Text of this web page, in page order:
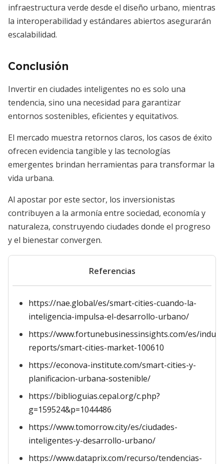
infraestructura verde desde el diseño urbano, mientras
la interoperabilidad y estándares abiertos asegurarán
escalabilidad.
Conclusión
Invertir en ciudades inteligentes no es solo una
tendencia, sino una necesidad para garantizar
entornos sostenibles, eficientes y equitativos.
El mercado muestra retornos claros, los casos de éxito
ofrecen evidencia tangible y las tecnologías
emergentes brindan herramientas para transformar la
vida urbana.
Al apostar por este sector, los inversionistas
contribuyen a la armonía entre sociedad, economía y
naturaleza, construyendo ciudades donde el progreso
y el bienestar convergen.
Referencias
https://nae.global/es/smart-cities-cuando-la-
inteligencia-impulsa-el-desarrollo-urbano/
https://www.fortunebusinessinsights.com/es/
reports/smart-cities-market-100610
https://econova-institute.com/smart-cities-y-
planificacion-urbana-sostenible/
https://biblioguias.cepal.org/c.php?
g=159524&p=1044486
https://www.tomorrow.city/es/ciudades-
inteligentes-y-desarrollo-urbano/
https://www.dataprix.com/recurso/tendencias-